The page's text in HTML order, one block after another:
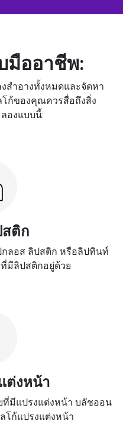
มืออาชีพ:
สำอางทั้งหมดและจัดหา
ก้ของคุณควรสื่อถึงสิ่ง
องแบบนี้:
ติก
ลอส ลิปสติก หรือลิปทินท์
มีลิปสติกอยู่ด้วย
ต่งหน้า
มีแปรงแต่งหน้า บลัชออน
โก้แปรงแต่งหน้า